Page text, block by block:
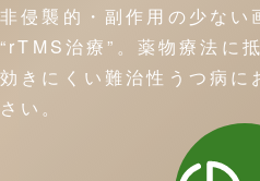
非侵襲的・副作用の少ない
“rTMS治療”。薬物療法に
効きにくい難治性うつ病に
さい。